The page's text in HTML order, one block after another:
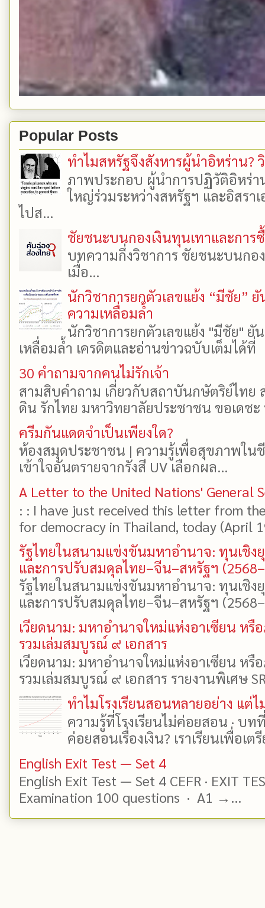
Popular Posts
ทำไมสหรัฐจึงสังหารผู้นำอิหร่าน?
ภาพประกอบ ผู้นำการปฏิวัติอิหร่า
ใหญ่ร่วมระหว่างสหรัฐฯ และอิสรา
ไปส...
ชัยชนะบนกองเงินทุนเทาและการ
บทความกึ่งวิชาการ ชัยชนะบนกอ
เมื่อ...
นักวิชาการยกตัวเลขแย้ง “มีชัย”
ความเหลื่อมล้ำ
นักวิชาการยกตัวเลขแย้ง "มีชัย"
เหลื่อมล้ำ เครดิตและอ่านข่าวฉบับเต็มได้
30 คำถามจากคนไม่รักเจ้า
สามสิบคำถาม เกี่ยวกับสถาบันกษัตริย์ไทย
ดิน รักไทย มหาวิทยาลัยประชาชน ขอเดช
ครีมกันแดดจำเป็นเพียงใด?
ห้องสมุดประชาชน | ความรู้เพื่อสุขภาพใน
เข้าใจอันตรายจากรังสี UV เลือกผล...
A Letter to the United Nations' General
: : I have just received this letter from
for democracy in Thailand, today (April
รัฐไทยในสนามแข่งขันมหาอำนาจ: ทุนเชิง
และการปรับสมดุลไทย–จีน–สหรัฐฯ
รัฐไทยในสนามแข่งขันมหาอำนาจ: ทุนเชิง
และการปรับสมดุลไทย–จีน–สหรัฐฯ
เวียดนาม: มหาอำนาจใหม่แห่งอาเซียน ห
รวมเล่มสมบูรณ์ ๙ เอกสาร
เวียดนาม: มหาอำนาจใหม่แห่งอาเซียน ห
รวมเล่มสมบูรณ์ ๙ เอกสาร รายงานพิเศษ
ทำไมโรงเรียนสอนหลายอย่าง แต่ไ
ความรู้ที่โรงเรียนไม่ค่อยสอน · บ
ค่อยสอนเรื่องเงิน? เราเรียนเพื่อเต
English Exit Test — Set 4
English Exit Test — Set 4 CEFR · EXIT
Examination 100 questions · A1 →...